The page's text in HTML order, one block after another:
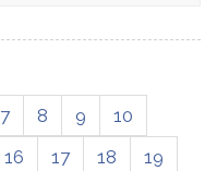
7 8 9
10
16 17 18
19